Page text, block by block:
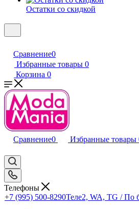
Остатки со скидкой
Сравнение0
Избранные товары 0
Корзина 0
Сравнение0 Избранные товары
Телефоны
+7 (995) 500-8290Теле2, WA, TG / По